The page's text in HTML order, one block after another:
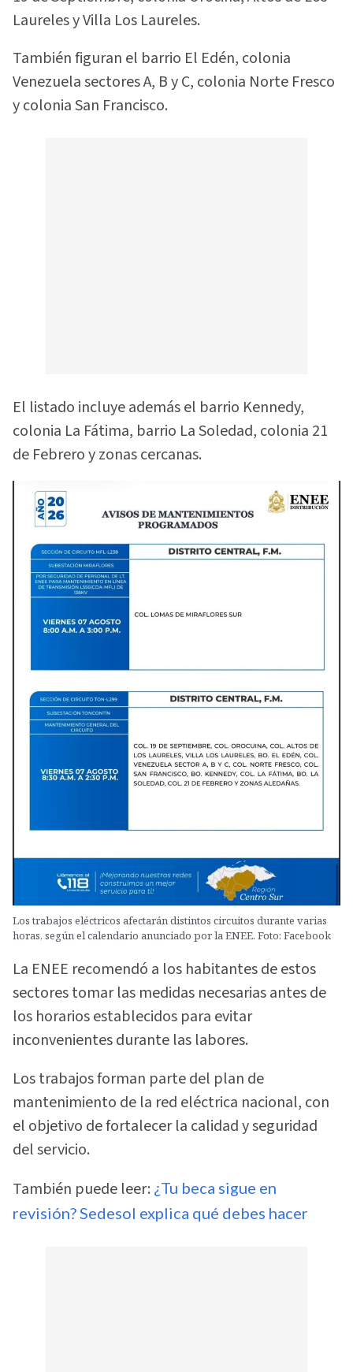
Laureles y Villa Los Laureles.
También figuran el barrio El Edén, colonia
Venezuela sectores A, B y C, colonia Norte Fresco
y colonia San Francisco.
El listado incluye además el barrio Kennedy,
colonia La Fátima, barrio La Soledad, colonia 21
de Febrero y zonas cercanas.
Los trabajos eléctricos afectarán distintos circuitos durante varias
horas, según el calendario anunciado por la ENEE. Foto: Facebook
La ENEE recomendó a los habitantes de estos
sectores tomar las medidas necesarias antes de
los horarios establecidos para evitar
inconvenientes durante las labores.
Los trabajos forman parte del plan de
mantenimiento de la red eléctrica nacional, con
el objetivo de fortalecer la calidad y seguridad
del servicio.
También puede leer: ¿Tu beca sigue en
revisión? Sedesol explica qué debes hacer